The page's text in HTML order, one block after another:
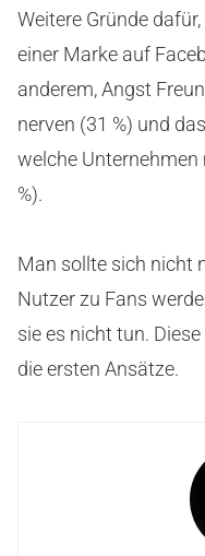
Weitere Gründe
einer Marke auf
anderem, Angst
nerven (31 %) und
welche
%).
Man sollte sich nicht
Nutzer zu Fans
sie es nicht tun.
die ersten Ansätze.